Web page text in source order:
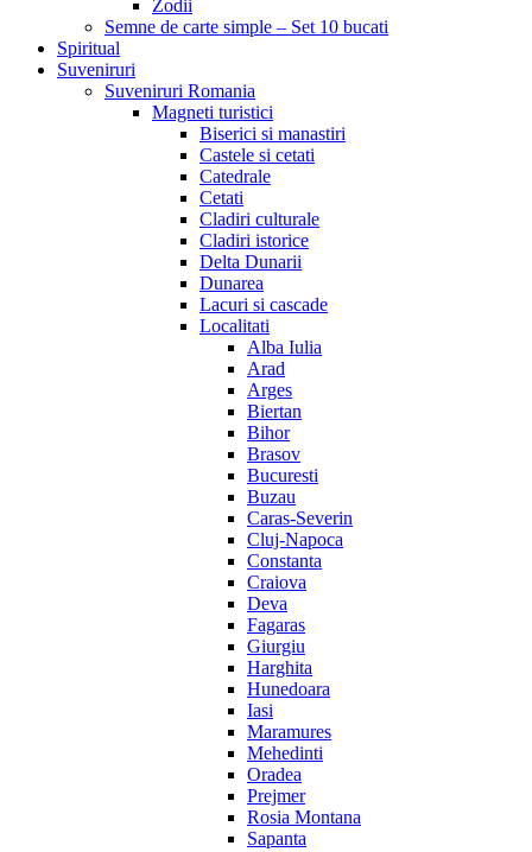
Zodii
Semne de carte simple – Set 10 bucati
Spiritual
Suveniruri
Suveniruri Romania
Magneti turistici
Biserici si manastiri
Castele si cetati
Catedrale
Cetati
Cladiri culturale
Cladiri istorice
Delta Dunarii
Dunarea
Lacuri si cascade
Localitati
Alba Iulia
Arad
Arges
Biertan
Bihor
Brasov
Bucuresti
Buzau
Caras-Severin
Cluj-Napoca
Constanta
Craiova
Deva
Fagaras
Giurgiu
Harghita
Hunedoara
Iasi
Maramures
Mehedinti
Oradea
Prejmer
Rosia Montana
Sapanta